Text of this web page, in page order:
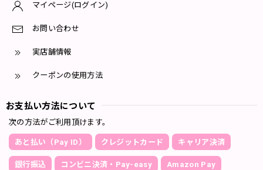
マイページ(ログイン)
お問い合わせ
実店舗情報
クーポンの使用方法
お支払い方法について
次の方法がご利用頂けます。
あと払い（Pay ID） クレジットカード キャリア決済
銀行振込 コンビニ決済・Pay-easy Amazon Pay